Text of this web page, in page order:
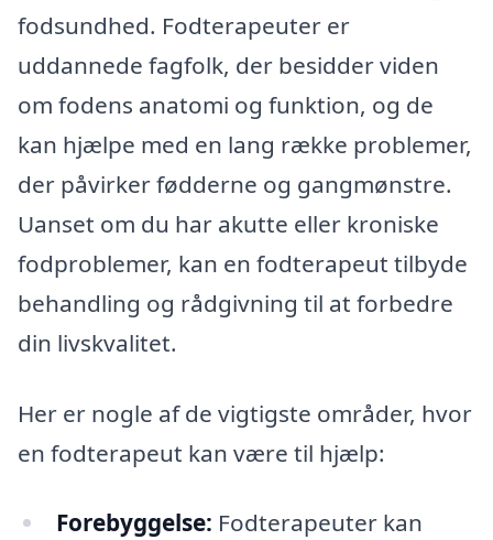
fodsundhed. Fodterapeuter er
uddannede fagfolk, der besidder viden
om fodens anatomi og funktion, og de
kan hjælpe med en lang række problemer,
der påvirker fødderne og gangmønstre.
Uanset om du har akutte eller kroniske
fodproblemer, kan en fodterapeut tilbyde
behandling og rådgivning til at forbedre
din livskvalitet.
Her er nogle af de vigtigste områder, hvor
en fodterapeut kan være til hjælp:
Forebyggelse: Fodterapeuter kan